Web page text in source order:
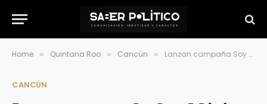
Home » Quintana Roo » Cancún » Lanzan campaña Soy México en Cancún, niños estadounidenses podrán obtener ciudadanía mexicana
CANCÚN